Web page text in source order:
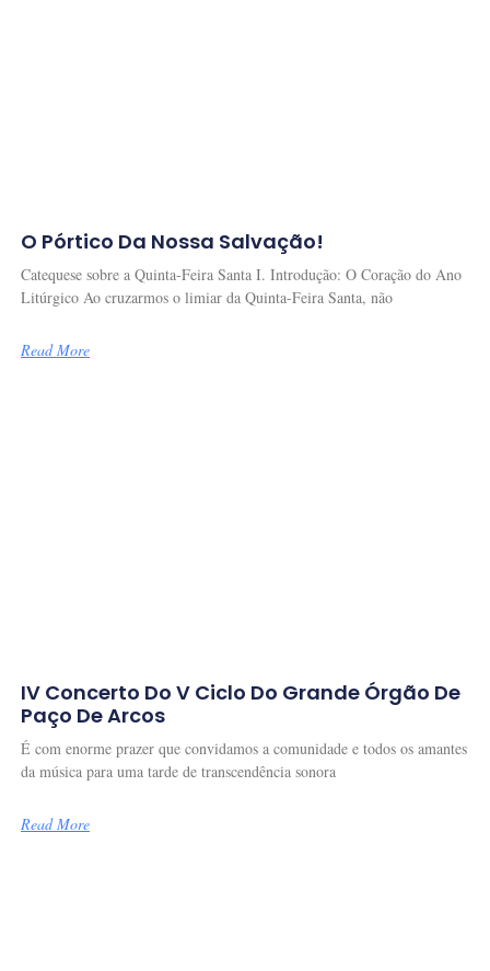
O Pórtico Da Nossa Salvação!
Catequese sobre a Quinta-Feira Santa I. Introdução: O Coração do Ano
Litúrgico Ao cruzarmos o limiar da Quinta-Feira Santa, não
Read More
IV Concerto Do V Ciclo Do Grande Órgão De
Paço De Arcos
É com enorme prazer que convidamos a comunidade e todos os amantes
da música para uma tarde de transcendência sonora
Read More